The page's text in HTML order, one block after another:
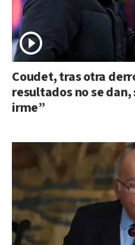
Coudet, tras otra
resultados no se
irme”